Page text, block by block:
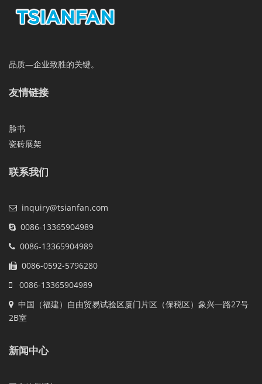
品质—企业致胜的关键。
友情链接
脸书
瓷砖展架
联系我们
inquiry@tsianfan.com
0086-13365904989
0086-13365904989
0086-0592-5796280
0086-13365904989
中国（福建）自由贸易试验区厦门片区（保税区）象兴一路27号
2B室
新闻中心